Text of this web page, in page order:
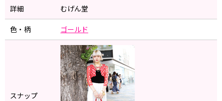
詳細 むげん堂
色・柄 ゴールド
スナップ